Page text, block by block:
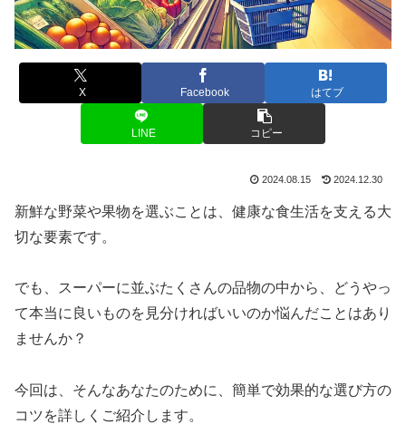
X Facebook はてブ
LINE コピー
2024.08.15 2024.12.30
新鮮な野菜や果物を選ぶことは、健康な食生活を支える大
切な要素です。
でも、スーパーに並ぶたくさんの品物の中から、どうやっ
て本当に良いものを見分ければいいのか悩んだことはあり
ませんか？
今回は、そんなあなたのために、簡単で効果的な選び方の
コツを詳しくご紹介します。